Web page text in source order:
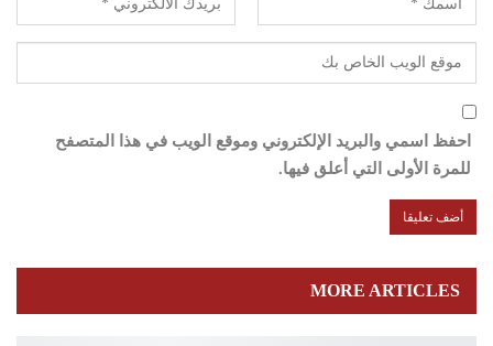
احفظ اسمي والبريد الإلكتروني وموقع الويب في هذا المتصفح
للمرة الأولى التي أعلق فيها.
MORE ARTICLES